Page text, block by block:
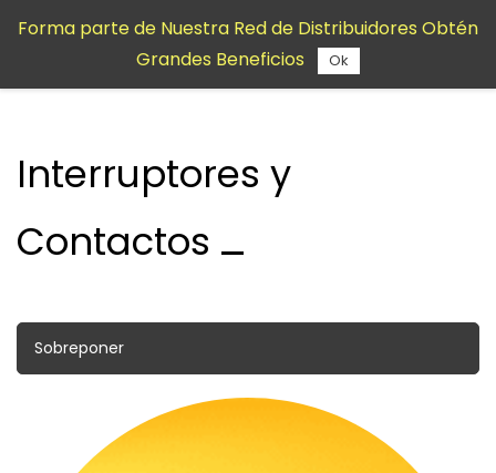
contenido
Interruptores y
Contactos
Sobreponer
Forma parte de Nuestra Red de Distribuidores Obtén
Grandes Beneficios
Ok